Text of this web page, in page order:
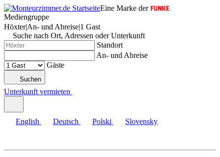
Eine Marke der
Mediengruppe
Höxter|An- und Abreise|1 Gast
Suche nach Ort, Adressen oder Unterkunft
Standort
An- und Abreise
Gäste
Suchen
Unterkunft vermieten
English Deutsch Polski Slovensky